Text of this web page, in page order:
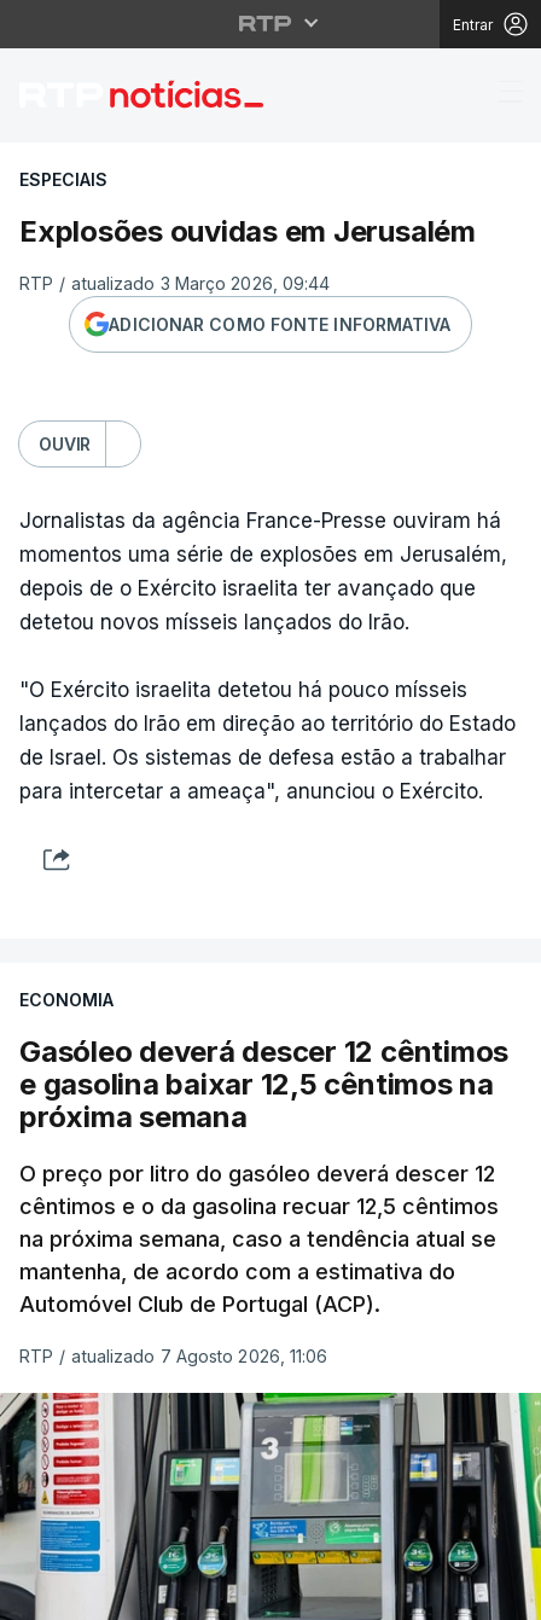
Entrar
Explosões ouvidas
ESPECIAIS
Explosões ouvidas em Jerusalém
RTP / atualizado 3 Março 2026, 09:44
ADICIONAR COMO FONTE INFORMATIVA
OUVIR
Jornalistas da agência France-Presse ouviram há
momentos uma série de explosões em Jerusalém,
depois de o Exército israelita ter avançado que
detetou novos mísseis lançados do Irão.
"O Exército israelita detetou há pouco mísseis
lançados do Irão em direção ao território do Estado
de Israel. Os sistemas de defesa estão a trabalhar
para intercetar a ameaça", anunciou o Exército.
ECONOMIA
Gasóleo deverá descer 12 cêntimos
e gasolina baixar 12,5 cêntimos na
próxima semana
O preço por litro do gasóleo deverá descer 12
cêntimos e o da gasolina recuar 12,5 cêntimos
na próxima semana, caso a tendência atual se
mantenha, de acordo com a estimativa do
Automóvel Club de Portugal (ACP).
RTP / atualizado 7 Agosto 2026, 11:06